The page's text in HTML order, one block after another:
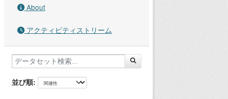
About
アクティビティストリーム
並び順